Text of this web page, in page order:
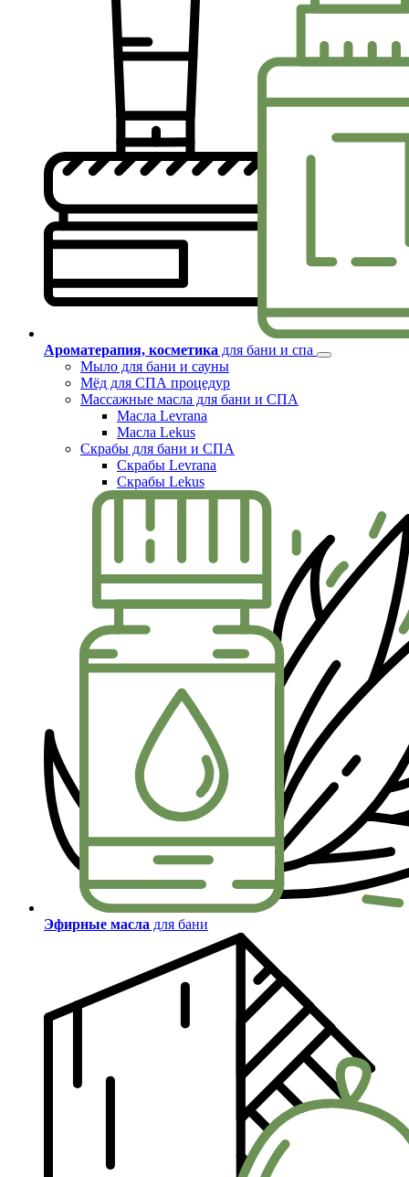
Ароматерапия, косметика для бани и спа
Мыло для бани и сауны
Мёд для СПА процедур
Массажные масла для бани и СПА
Масла Levrana
Масла Lekus
Скрабы для бани и СПА
Скрабы Levrana
Скрабы Lekus
Эфирные масла для бани